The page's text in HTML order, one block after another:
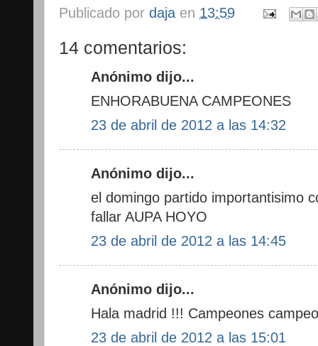
Publicado por daja en 13:59
14 comentarios:
Anónimo dijo...
ENHORABUENA CAMPEONES
23 de abril de 2012 a las 14:32
Anónimo dijo...
el domingo partido importantisimo
fallar AUPA HOYO
23 de abril de 2012 a las 14:45
Anónimo dijo...
Hala madrid !!! Campeones
23 de abril de 2012 a las 15:01